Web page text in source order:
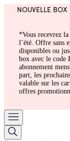
NOUVELLE BOX
*Vous recevrez
l’été. Offre sans
disponibles ou
box avec le
abonnement
part, les
valable sur les
offres